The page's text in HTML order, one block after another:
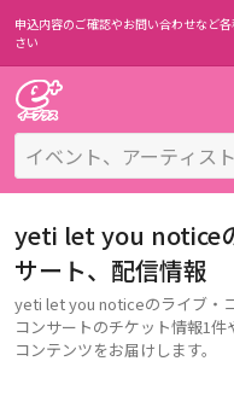
申込内容のご確認やお問い合わせなど各
さい
yeti let you notice
サート、配信情報
yeti let you noticeのライブ・
コンサートのチケット情報1
コンテンツをお届けします。